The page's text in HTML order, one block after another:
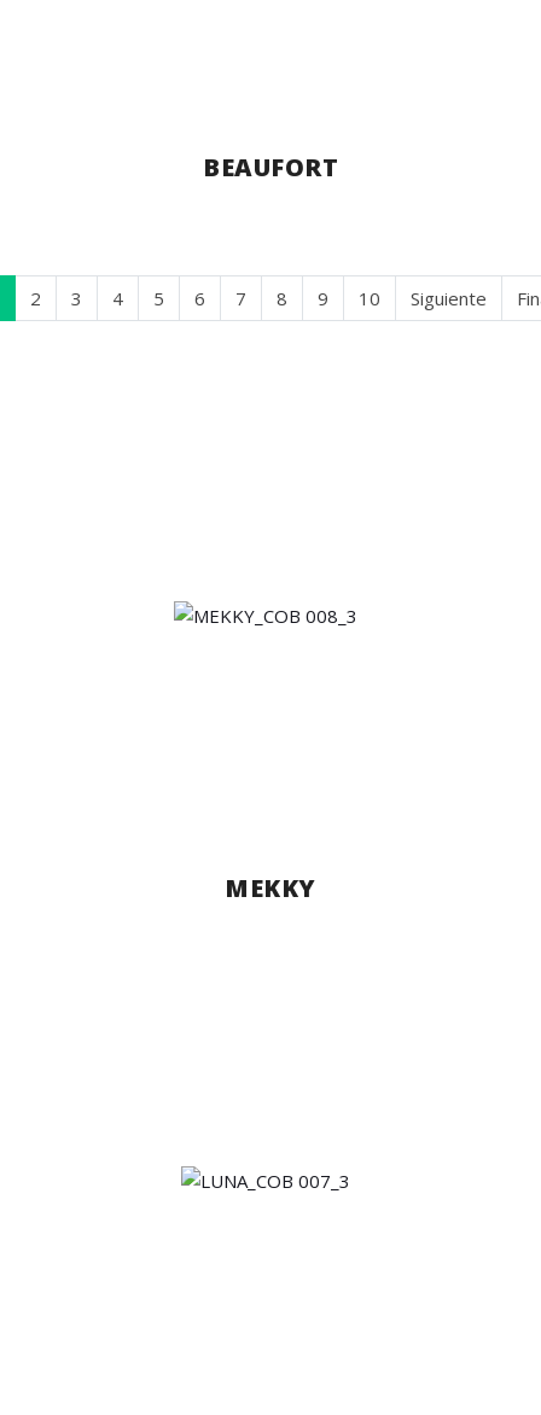
MEKKY
BEAUFORT
2 3 4 5 6 7 8 9 10 Siguiente